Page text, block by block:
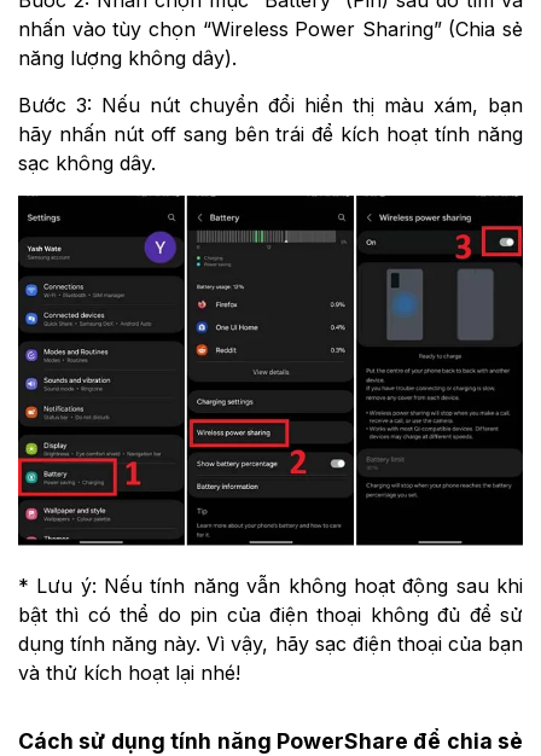
nhấn vào tùy chọn “Wireless Power Sharing” (Chia sẻ
năng lượng không dây).
Bước 3: Nếu nút chuyển đổi hiển thị màu xám, bạn
hãy nhấn nút off sang bên trái để kích hoạt tính năng
sạc không dây.
* Lưu ý: Nếu tính năng vẫn không hoạt động sau khi
bật thì có thể do pin của điện thoại không đủ để sử
dụng tính năng này. Vì vậy, hãy sạc điện thoại của bạn
và thử kích hoạt lại nhé!
Cách sử dụng tính năng PowerShare để chia sẻ